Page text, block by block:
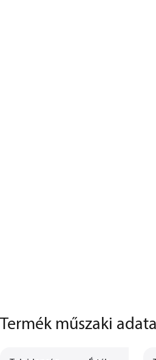
Termék műszaki